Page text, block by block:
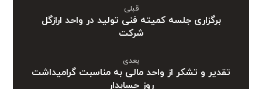
قبلی
برگزاری جلسه کمیته فنی تولید در واحد ارازگل
شرکت
بعدی
تقدیر و تشکر از واحد مالی به مناسبت گرامیداشت
روز حسابدار